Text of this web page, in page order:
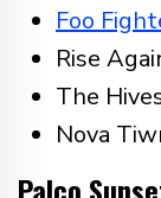
Foo
Rise
The
Nova